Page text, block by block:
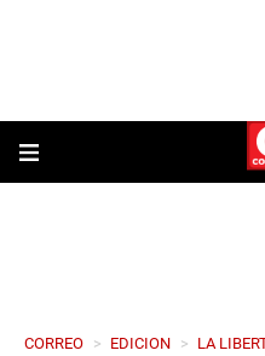
CORREO > EDICION > LA